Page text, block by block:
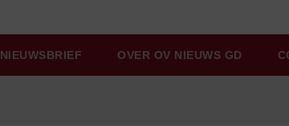
NIEUWSBRIEF OVER OV NIEUWS GD